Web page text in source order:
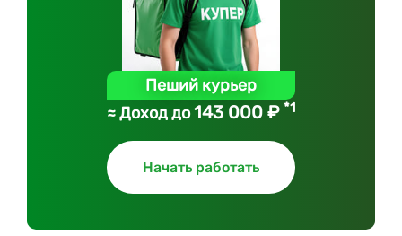
Пеший курьер
≈ Доход до143 000 ₽ *1
Начать работать